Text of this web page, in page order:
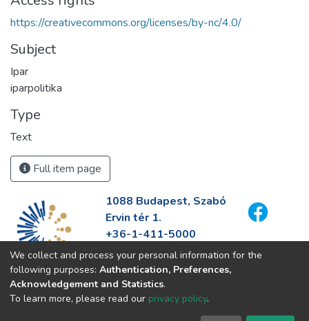
https://creativecommons.org/licenses/by-nc/4.0/
Subject
Ipar
iparpolitika
Type
Text
Full item page
1088 Budapest, Szabó
Ervin tér 1.
+36-1-411-5000
info@fszek.hu
https://fszek.hu
We collect and process your personal information for the
following purposes: Authentication, Preferences,
Acknowledgement and Statistics.
To learn more, please read our privacy policy.